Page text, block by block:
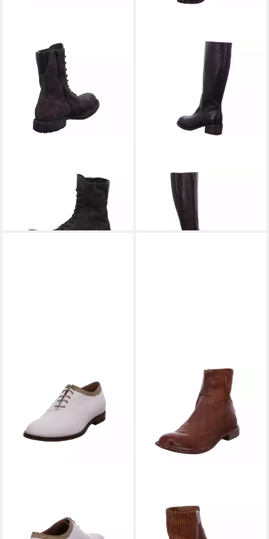
Tronchetto Donna
Stivale Stiefel
519,00 €